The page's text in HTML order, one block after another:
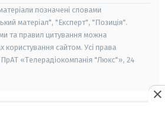
позначені словами
матеріал", "Експерт", "Позиція".
та правил цитування можна
користування сайтом. Усі права
«Телерадіокомпанія "Люкс"», 24